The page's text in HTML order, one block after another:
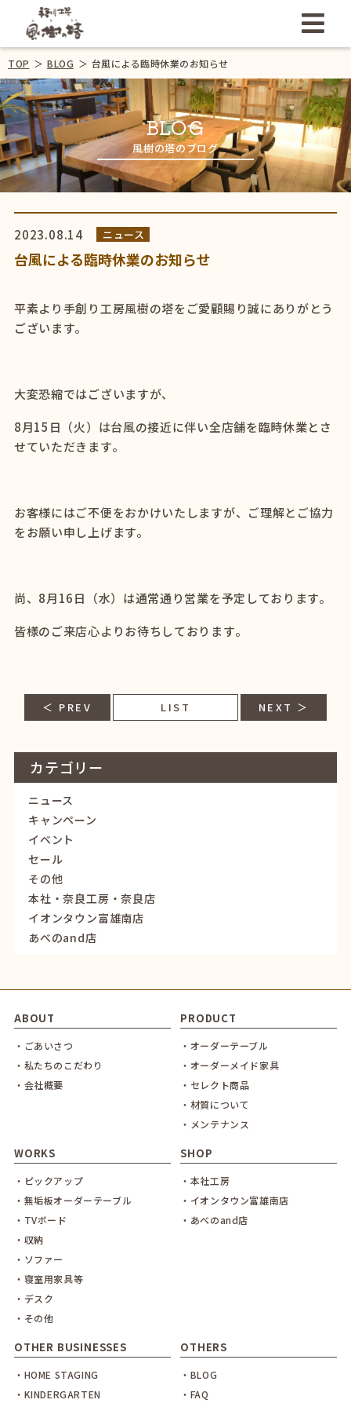
TOP ＞ BLOG ＞ 台風による臨時休業のお知らせ
BLOG
風樹の塔のブログ
2023.08.14 ニュース
台風による臨時休業のお知らせ
平素より手創り工房風樹の塔をご愛顧賜り誠にありがとう
ございます。
大変恐縮ではございますが、
8月15日（火）は台風の接近に伴い全店舗を臨時休業とさ
せていただきます。
お客様にはご不便をおかけいたしますが、ご理解とご協力
をお願い申し上げます。
尚、8月16日（水）は通常通り営業を予定しております。
皆様のご来店心よりお待ちしております。
＜ PREV LIST NEXT ＞
カテゴリー
ニュース
キャンペーン
イベント
セール
その他
本社・奈良工房・奈良店
イオンタウン富雄南店
あべのand店
ABOUT
・ごあいさつ
・私たちのこだわり
・会社概要
PRODUCT
・オーダーテーブル
・オーダーメイド家具
・セレクト商品
・材質について
・メンテナンス
WORKS
・ピックアップ
・無垢板オーダーテーブル
・TVボード
・収納
・ソファー
・寝室用家具等
・デスク
・その他
SHOP
・本社工房
・イオンタウン富雄南店
・あべのand店
OTHER BUSINESSES
・HOME STAGING
・KINDERGARTEN
OTHERS
・BLOG
・FAQ